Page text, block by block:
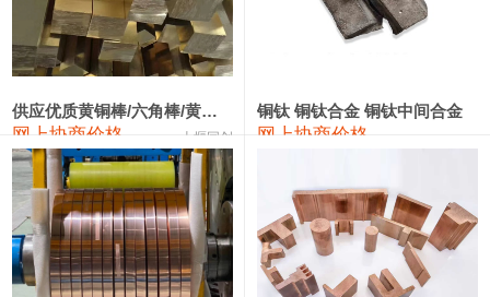
3303#硅 10,300—10,500 10,400
2202#硅 14,100—14,300
金属硅3303#-2202# 10,400—14,200 12,300 0
漆包线 111,970—115,970 113,970
磷铜合金 110,800—117,600 114,200 400
无氧铜丝(硬) 109,710—110,010 109,860
供应优质黄铜棒/六角棒/黄铜方板
网上协商价格 十堰同创
铜钛 铜钛合金 铜钛中间合金
网上协商价格